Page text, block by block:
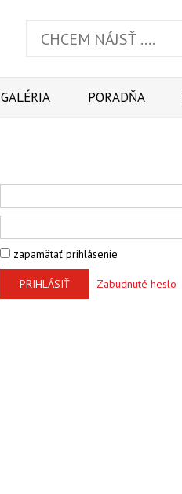
GALÉRIA PORADŇA
zapamätať prihlásenie
PRIHLÁSIŤ Zabudnuté heslo